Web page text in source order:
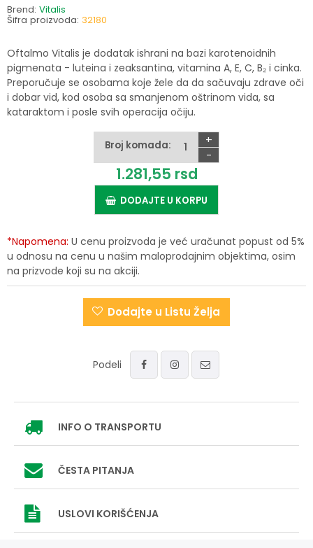
Brend: Vitalis
Šifra proizvoda: 32180
Oftalmo Vitalis je dodatak ishrani na bazi karotenoidnih
pigmenata - luteina i zeaksantina, vitamina A, E, C, B₂ i cinka.
Preporučuje se osobama koje žele da da sačuvaju zdrave oči
i dobar vid, kod osoba sa smanjenom oštrinom vida, sa
kataraktom i posle svih operacija očiju.
Broj komada:
+
-
1.281,55 rsd
DODAJTE U KORPU
*Napomena: U cenu proizvoda je već uračunat popust od 5%
u odnosu na cenu u našim maloprodajnim objektima, osim
na prizvode koji su na akciji.
Dodajte u Listu Želja
Podeli
INFO O TRANSPORTU
ČESTA PITANJA
USLOVI KORIŠĆENJA